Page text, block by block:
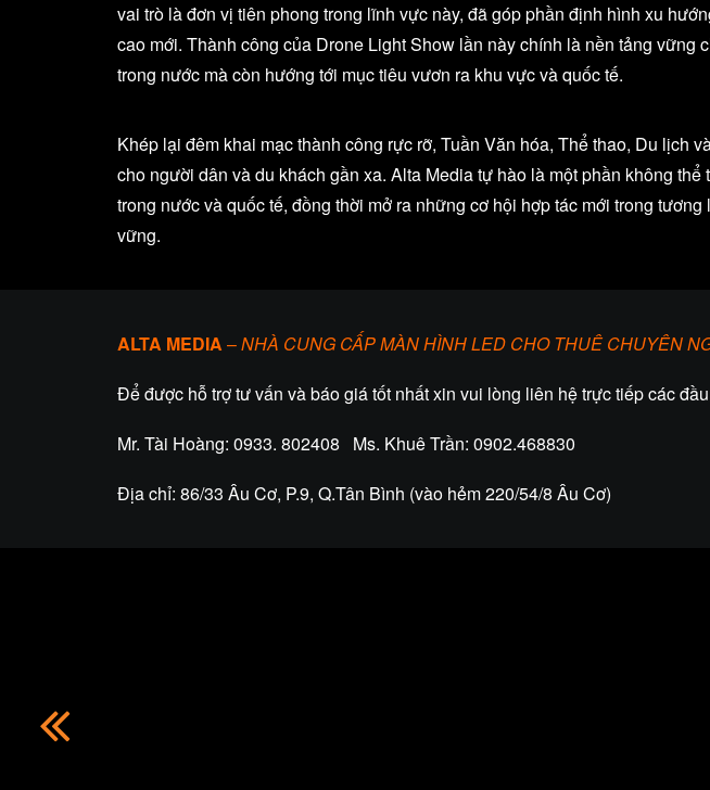
vai trò là đơn vị tiên phong trong lĩnh vực này, đã góp phần định hình xu
cao mới. Thành công của Drone Light Show lần này chính là nền tảng
trong nước mà còn hướng tới mục tiêu vươn ra khu vực và quốc tế.
Khép lại đêm khai mạc thành công rực rỡ, Tuần Văn hóa, Thể thao, Du lịch
cho người dân và du khách gần xa. Alta Media tự hào là một phần không
trong nước và quốc tế, đồng thời mở ra những cơ hội hợp tác mới trong
vững.
ALTA MEDIA –NHÀ CUNG CẤP MÀN HÌNH LED CHO THUÊ CHUYÊN
Để được hỗ trợ tư vấn và báo giá tốt nhất xin vui lòng liên hệ trực tiếp các
Mr. Tài Hoàng: 0933. 802408 Ms. Khuê Trần: 0902.468830
Địa chỉ: 86/33 Âu Cơ, P.9, Q.Tân Bình (vào hẻm 220/54/8 Âu Cơ)